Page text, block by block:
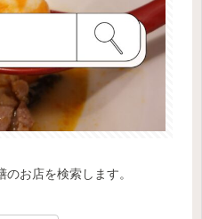
お店を検索します。